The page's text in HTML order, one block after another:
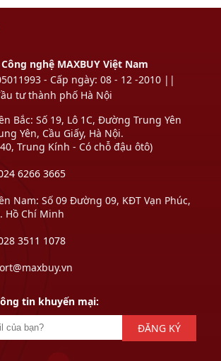
nghệ MAXBUY Việt Nam
- Cấp ngày: 08 - 12 -2010 ||
tư thành phố Hà Nội
Bắc: Số 19, Lô 1C, Đường Trung Yên
Yên, Cầu Giấy, Hà Nội.
Trung Kính - Có chỗ đậu ôtô)
6266 3665
Nam: Số 09 Đường 09, KĐT Vạn Phúc,
Hồ Chí Minh
3511 1078
tin khuyến mại:
ĐĂNG KÝ